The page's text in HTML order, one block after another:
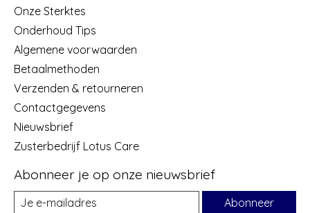
Onze Sterktes
Onderhoud Tips
Algemene voorwaarden
Betaalmethoden
Verzenden & retourneren
Contactgegevens
Nieuwsbrief
Zusterbedrijf Lotus Care
Abonneer je op onze nieuwsbrief
Abonneer